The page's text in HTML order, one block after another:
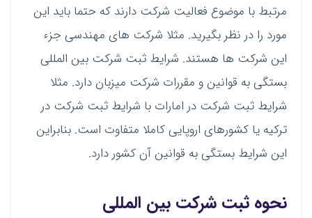
مرتبط با موضوع فعالیت شرکت دارند که حتما باید این
مورد را در نظر بگیرید. مثلا شرکت های مهندسی جزء
این شرکت ها هستند. شرایط ثبت شرکت بین المللی
بستگی به قوانین و مقررات شرکت میزبان دارد. مثلا
شرایط ثبت شرکت در امارات با شرایط ثبت شرکت در
ترکیه یا کشورهای اروپایی کاملا متفاوت است. بنابراین
این شرایط بستگی به قوانین آن کشور دارد.
نحوه ثبت شرکت بین المللی